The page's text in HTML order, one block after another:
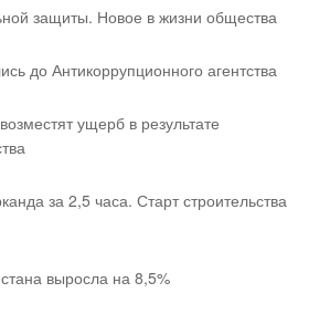
защиты. Новое в жизни общества
до Антикоррупционного агентства
ущерб в результате
за 2,5 часа. Старт строительства
выросла на 8,5%